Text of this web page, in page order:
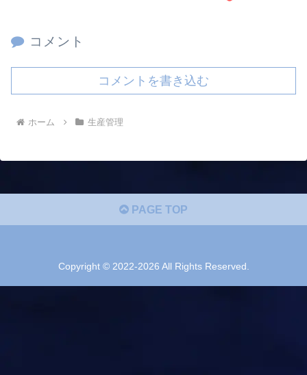
コメント
コメントを書き込む
ホーム 生産管理
PAGE TOP
Copyright © 2022-2026 All Rights Reserved.